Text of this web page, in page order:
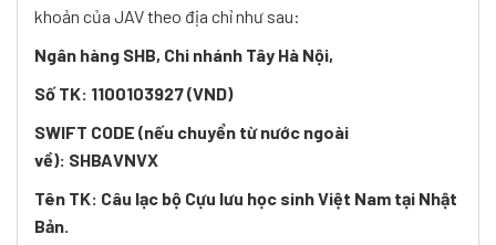
khoản của JAV theo địa chỉ như sau:
Ngân hàng SHB, Chi nhánh Tây Hà Nội,
Số TK: 1100103927 (VND)
SWIFT CODE (nếu chuyển từ nước ngoài
về): SHBAVNVX
Tên TK: Câu lạc bộ Cựu lưu học sinh Việt Nam tại Nhật
Bản.